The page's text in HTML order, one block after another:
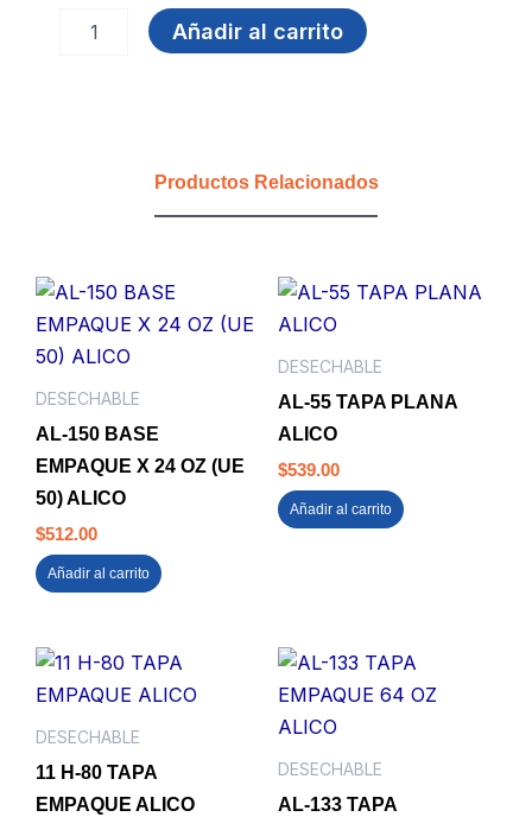
Añadir al carrito
Productos Relacionados
DESECHABLE
AL-150 BASE
EMPAQUE X 24 OZ (UE
50) ALICO
$512.00
Añadir al carrito
DESECHABLE
AL-55 TAPA PLANA
ALICO
$539.00
Añadir al carrito
DESECHABLE
11 H-80 TAPA
EMPAQUE ALICO
DESECHABLE
AL-133 TAPA